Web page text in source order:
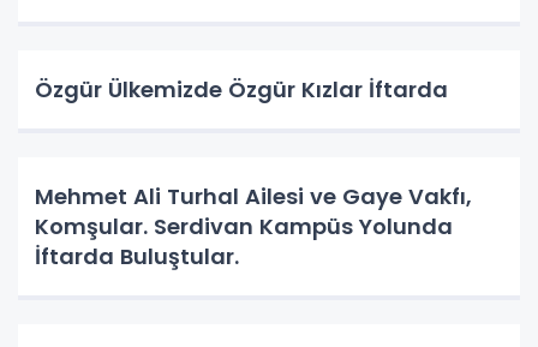
Özgür Ülkemizde Özgür Kızlar İftarda
Mehmet Ali Turhal Ailesi ve Gaye Vakfı,
Komşular. Serdivan Kampüs Yolunda
İftarda Buluştular.